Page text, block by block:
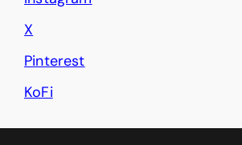
X
Pinterest
KoFi